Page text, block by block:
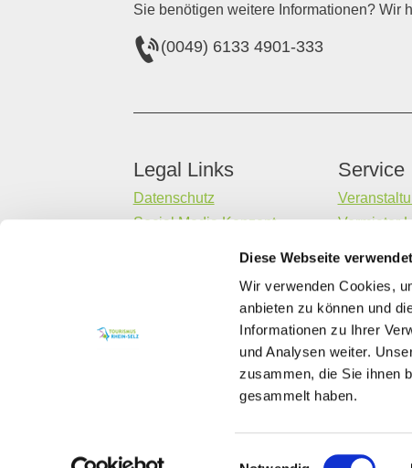
Diese Webseite
Wir verwenden Cookies,
anbieten zu können und
Informationen zu Ihrer
und Analysen weiter.
zusammen, die Sie ihnen
gesammelt haben.
Einwilligungsauswahl
Sie benötigen weitere Informationen? Wir
(0049) 6133 4901-333
Legal Links
Datenschutz
Social Media Konzept
Service
Vermieter